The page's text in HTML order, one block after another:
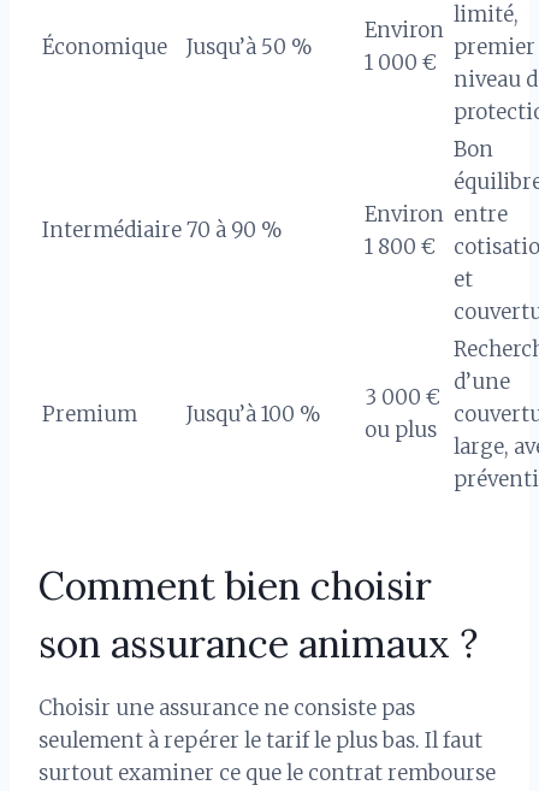
Économique Jusqu’à 50 %
Environ
1 000 €
limité,
premier
niveau
Intermédiaire70 à 90 %
Environ
1 800 €
Bon
entre
et
Premium Jusqu’à 100 %
3 000 €
ou plus
d’une
large,
Comment bien choisir
son assurance animaux ?
Choisir une assurance ne consiste pas
seulement à repérer le tarif le plus bas. Il faut
surtout examiner ce que le contrat rembourse